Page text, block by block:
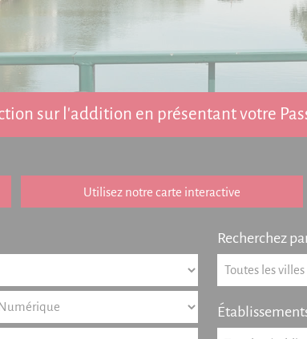
sur l'addition en présentant votre
Utilisez notre carte interactive
Recherchez